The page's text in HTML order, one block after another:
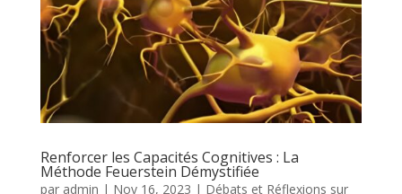
Renforcer les Capacités Cognitives : La
Méthode Feuerstein Démystifiée
par admin | Nov 16, 2023 | Débats et Réflexions sur